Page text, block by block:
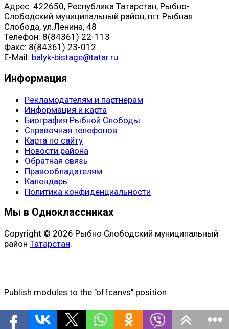
Адрес: 422650, Республика Татарстан, Рыбно-
Слободский муниципальный район, пгт.Рыбная
Слобода, ул.Ленина, 48
Телефон: 8(84361) 22-113
Факс: 8(84361) 23-012
E-Mail: balyk-bistage@tatar.ru
Информация
Рекламодателям и партнёрам
Информация и карта
Биография Рыбной Слободы
Справочная телефонов
Карта по сайту
Новости района
Обратная связь
Правообладателям
Календарь
Политика конфиденциальности
Мы в Одноклассниках
Copyright © 2026 Рыбно Слободский муниципальный
район Татарстан.
Publish modules to the "offcanvs" position.